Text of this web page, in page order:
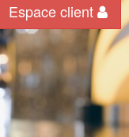
Espace client